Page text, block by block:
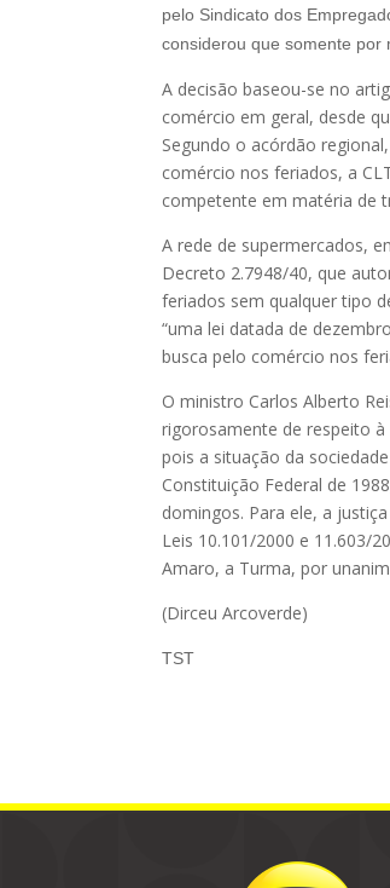
pelo Sindicato dos
considerou que somente por
A decisão baseou-se no
comércio em geral, desde
Segundo o acórdão
comércio nos feriados, a
competente em matéria de
A rede de supermercados,
Decreto 2.7948/40, que
feriados sem qualquer tipo
“uma lei datada de
busca pelo comércio nos
O ministro Carlos Alberto
rigorosamente de respeito à
pois a situação da
Constituição Federal de
domingos. Para ele, a
Leis 10.101/2000 e 11.603/
Amaro, a Turma, por
(Dirceu Arcoverde)
TST